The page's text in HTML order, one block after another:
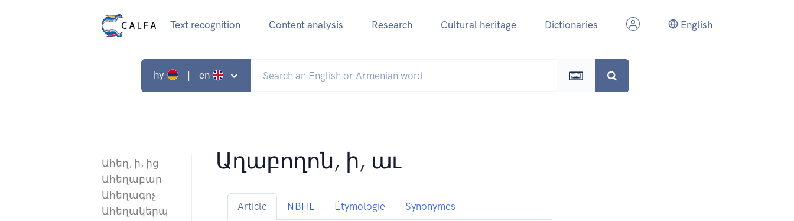
Text recognition Content analysis Research Cultural heritage Dictionaries English
hy | en
Ահեղ, ի, ից
Ահեղաբար
Ահեղագոչ
Ահեղակերպ
Աղաբողոն, ի, աւ
Article NBHL Étymologie Synonymes